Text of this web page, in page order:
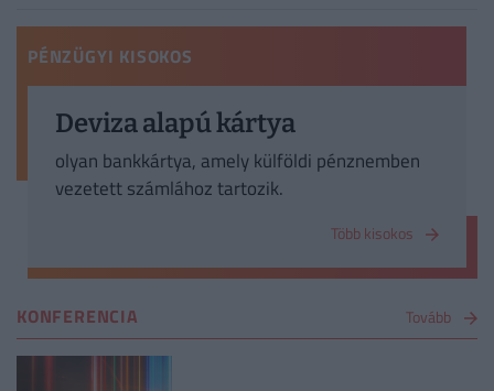
PÉNZÜGYI KISOKOS
Deviza alapú kártya
olyan bankkártya, amely külföldi pénznemben
vezetett számlához tartozik.
Több kisokos
KONFERENCIA Tovább